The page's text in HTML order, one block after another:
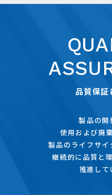
品質保
製品の開
使用および廃
製品のライフサイ
継続的に品質と
推進して